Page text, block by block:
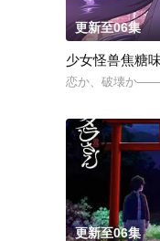
更新至06集
少女怪兽焦糖
恋か、破壊か――
更新至06集